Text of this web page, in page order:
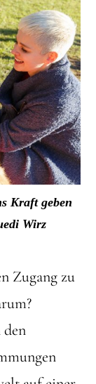
Kraft geben
Wirz
Zugang zu
den